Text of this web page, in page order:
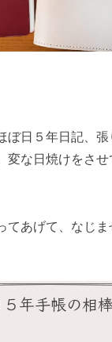
ぼ日５年日記、張
変な日焼けをさせ
てあげて、なじま
年手帳の相